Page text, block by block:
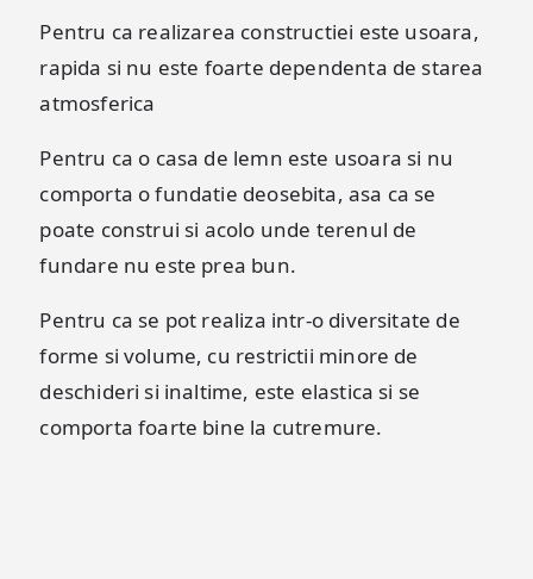
Pentru ca realizarea constructiei este usoara,
rapida si nu este foarte dependenta de starea
atmosferica
Pentru ca o casa de lemn este usoara si nu
comporta o fundatie deosebita, asa ca se
poate construi si acolo unde terenul de
fundare nu este prea bun.
Pentru ca se pot realiza intr-o diversitate de
forme si volume, cu restrictii minore de
deschideri si inaltime, este elastica si se
comporta foarte bine la cutremure.